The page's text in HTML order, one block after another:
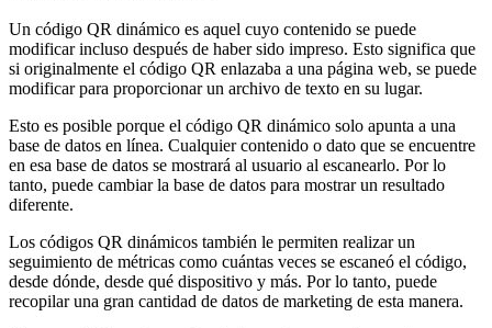
Un código QR dinámico es aquel cuyo contenido se puede
modificar incluso después de haber sido impreso. Esto significa que
si originalmente el código QR enlazaba a una página web, se puede
modificar para proporcionar un archivo de texto en su lugar.
Esto es posible porque el código QR dinámico solo apunta a una
base de datos en línea. Cualquier contenido o dato que se encuentre
en esa base de datos se mostrará al usuario al escanearlo. Por lo
tanto, puede cambiar la base de datos para mostrar un resultado
diferente.
Los códigos QR dinámicos también le permiten realizar un
seguimiento de métricas como cuántas veces se escaneó el código,
desde dónde, desde qué dispositivo y más. Por lo tanto, puede
recopilar una gran cantidad de datos de marketing de esta manera.